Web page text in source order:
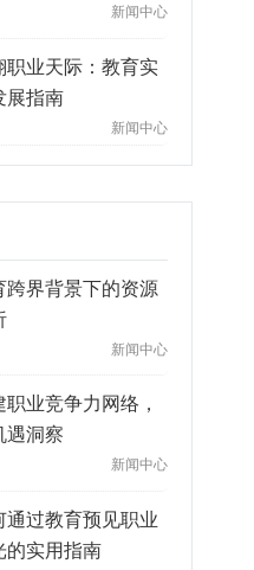
新闻中心
业天际：教育实
展指南
新闻中心
界背景下的资源
新闻中心
业竞争力网络，
遇洞察
新闻中心
过教育预见职业
的实用指南